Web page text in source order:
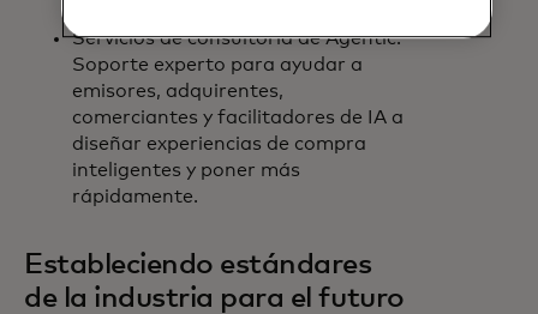
Servicios de consultoría de Agentic:
Soporte experto para ayudar a
emisores, adquirentes,
comerciantes y facilitadores de IA a
diseñar experiencias de compra
inteligentes y poner más
rápidamente.
Estableciendo estándares
de la industria para el futuro